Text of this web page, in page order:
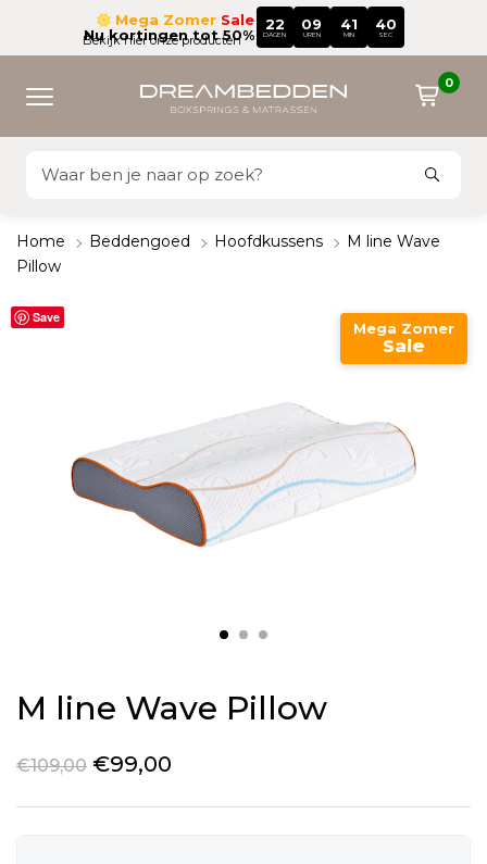
Mega Zomer Sale
Nu kortingen tot 50%
22
DAGEN
09
UREN
41
MIN
40
SEC
Bekijk hier onze producten
0
Home Beddengoed Hoofdkussens
M line Wave
Pillow
Mega Zomer
Sale
Save
M line Wave Pillow
€109,00 €99,00